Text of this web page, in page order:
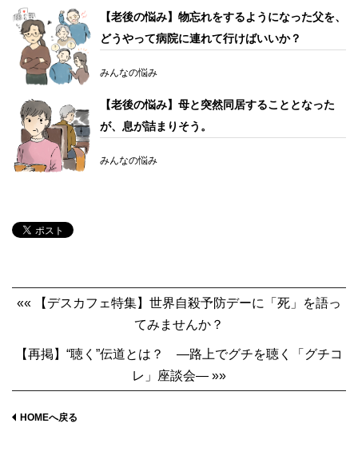
【老後の悩み】物忘れをするようになった父を、
どうやって病院に連れて行けばいいか？
みんなの悩み
【老後の悩み】母と突然同居することとなった
が、息が詰まりそう。
みんなの悩み
«« 【デスカフェ特集】世界自殺予防デーに「死」を語っ
てみませんか？
【再掲】“聴く”伝道とは？ —路上でグチを聴く「グチコ
レ」座談会— »»
HOMEへ戻る